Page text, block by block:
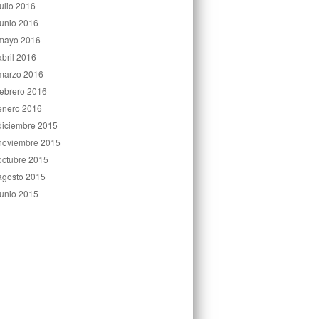
2016
2016
2016
2016
2016
2016
2016
2015
2015
2015
2015
2015